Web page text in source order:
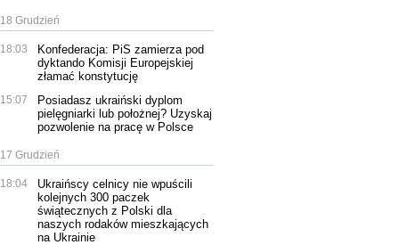
18 Grudzień
18:03
Konfederacja: PiS zamierza pod
dyktando Komisji Europejskiej
złamać konstytucję
15:07
Posiadasz ukraiński dyplom
pielęgniarki lub położnej? Uzyskaj
pozwolenie na pracę w Polsce
17 Grudzień
18:04
Ukraińscy celnicy nie wpuścili
kolejnych 300 paczek
świątecznych z Polski dla
naszych rodaków mieszkających
na Ukrainie